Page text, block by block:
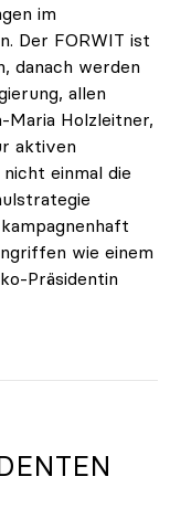
im
Der FORWIT ist
danach werden
allen
Maria Holzleitner,
aktiven
nicht einmal die
wie einem
Präsidentin
über